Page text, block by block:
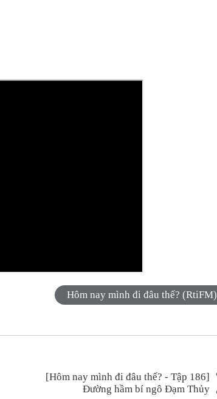
Hôm nay mình đi đâu thế? (RtiFM)
[Hôm nay mình đi đâu thế? - Tập 186]
Đường hầm bí ngô Đạm Thủy